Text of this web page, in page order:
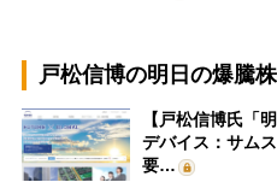
戸松信博の明日の爆騰
【戸松信博氏「
デバイス：サム
要…